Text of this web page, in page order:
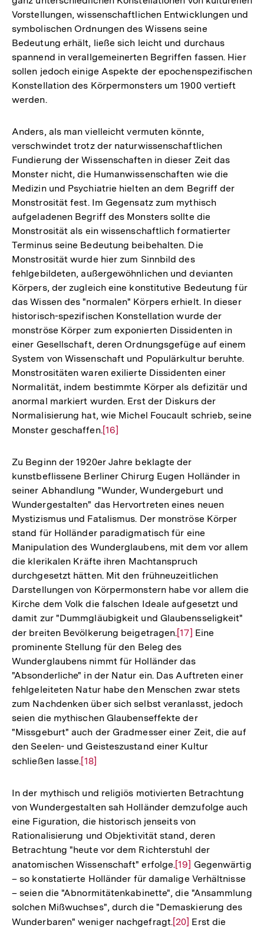
Vorstellungen, wissenschaftlichen Entwicklungen und
symbolischen Ordnungen des Wissens seine
Bedeutung erhält, ließe sich leicht und durchaus
spannend in verallgemeinerten Begriffen fassen. Hier
sollen jedoch einige Aspekte der epochenspezifischen
Konstellation des Körpermonsters um 1900 vertieft
werden.
Anders, als man vielleicht vermuten könnte,
verschwindet trotz der naturwissenschaftlichen
Fundierung der Wissenschaften in dieser Zeit das
Monster nicht, die Humanwissenschaften wie die
Medizin und Psychiatrie hielten an dem Begriff der
Monstrosität fest. Im Gegensatz zum mythisch
aufgeladenen Begriff des Monsters sollte die
Monstrosität als ein wissenschaftlich formatierter
Terminus seine Bedeutung beibehalten. Die
Monstrosität wurde hier zum Sinnbild des
fehlgebildeten, außergewöhnlichen und devianten
Körpers, der zugleich eine konstitutive Bedeutung für
das Wissen des "normalen" Körpers erhielt. In dieser
historisch-spezifischen Konstellation wurde der
monströse Körper zum exponierten Dissidenten in
einer Gesellschaft, deren Ordnungsgefüge auf einem
System von Wissenschaft und Populärkultur beruhte.
Monstrositäten waren exilierte Dissidenten einer
Normalität, indem bestimmte Körper als defizitär und
anormal markiert wurden. Erst der Diskurs der
Normalisierung hat, wie Michel Foucault schrieb, seine
Monster geschaffen.Zur
der
Fußnote
[16]
Zu Beginn der 1920er Jahre beklagte der
kunstbeflissene Berliner Chirurg Eugen Holländer in
seiner Abhandlung "Wunder, Wundergeburt und
Wundergestalten" das Hervortreten eines neuen
Mystizismus und Fatalismus. Der monströse Körper
stand für Holländer paradigmatisch für eine
Manipulation des Wunderglaubens, mit dem vor allem
die klerikalen Kräfte ihren Machtanspruch
durchgesetzt hätten. Mit den frühneuzeitlichen
Darstellungen von Körpermonstern habe vor allem die
Kirche dem Volk die falschen Ideale aufgesetzt und
damit zur "Dummgläubigkeit und Glaubensseligkeit"
der breiten Bevölkerung beigetragen.Zur
Auflösung
der
Fußnote
[17] Eine
prominente Stellung für den Beleg des
Wunderglaubens nimmt für Holländer das
"Absonderliche" in der Natur ein. Das Auftreten einer
fehlgeleiteten Natur habe den Menschen zwar stets
zum Nachdenken über sich selbst veranlasst, jedoch
seien die mythischen Glaubenseffekte der
"Missgeburt" auch der Gradmesser einer Zeit, die auf
den Seelen- und Geisteszustand einer Kultur
schließen lasse.Zur
der
Fußnote
[18]
In der mythisch und religiös motivierten Betrachtung
von Wundergestalten sah Holländer demzufolge auch
eine Figuration, die historisch jenseits von
Rationalisierung und Objektivität stand, deren
Betrachtung "heute vor dem Richterstuhl der
anatomischen Wissenschaft" erfolge.Zur
Auflösung
der
Fußnote
[19] Gegenwärtig
– so konstatierte Holländer für damalige Verhältnisse
– seien die "Abnormitätenkabinette", die "Ansammlung
solchen Mißwuchses", durch die "Demaskierung des
Wunderbaren" weniger nachgefragt.Zur
[20] Erst die